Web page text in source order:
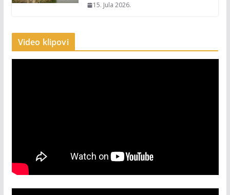
15. Jula 2026.
Video klipovi